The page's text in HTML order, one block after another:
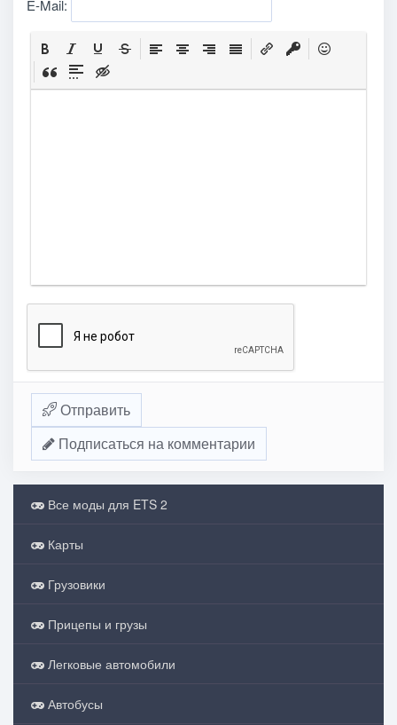
E-Mail:
Отправить
Подписаться на комментарии
Все моды для ETS 2
Карты
Грузовики
Прицепы и грузы
Легковые автомобили
Автобусы